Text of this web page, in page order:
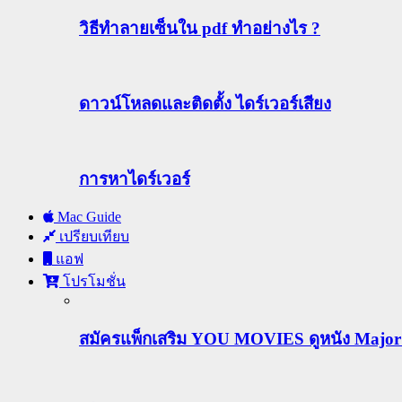
วิธีทําลายเซ็นใน pdf ทำอย่างไร ?
ดาวน์โหลดและติดตั้ง ไดร์เวอร์เสียง
การหาไดร์เวอร์
Mac Guide
เปรียบเทียบ
แอฟ
โปรโมชั่น
สมัครแพ็กเสริม YOU MOVIES ดูหนัง